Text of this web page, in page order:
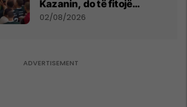
Kazanin, do të fitojë
miliona te Spartak Moska
02/08/2026